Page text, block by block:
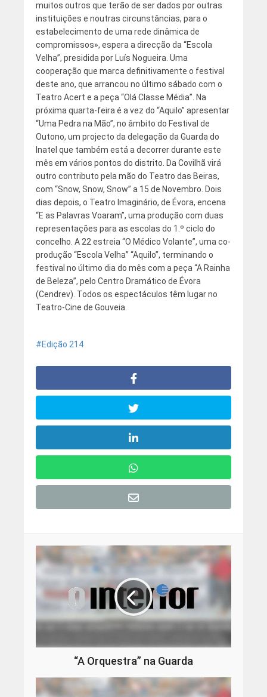
muitos outros que terão de ser dados por outras
instituições e noutras circunstâncias, para o
estabelecimento de uma rede dinâmica de
compromissos», espera a direcção da “Escola
Velha”, presidida por Luís Nogueira. Uma
cooperação que marca definitivamente o festival
deste ano, que arrancou no último sábado com o
Teatro Acert e a peça “Olá Classe Média”. Na
próxima quarta-feira é a vez do “Aquilo” apresentar
“Uma Pedra na Mão”, no âmbito do Festival de
Outono, um projecto da delegação da Guarda do
Inatel que também está a decorrer durante este
mês em vários pontos do distrito. Da Covilhã virá
outro contributo pela mão do Teatro das Beiras,
com “Snow, Snow, Snow” a 15 de Novembro. Dois
dias depois, o Teatro Imaginário, de Évora, encena
“E as Palavras Voaram”, uma produção com duas
representações para as escolas do 1.º ciclo do
concelho. A 22 estreia “O Médico Volante”, uma co-
produção “Escola Velha” “Aquilo”, terminando o
festival no último dia do mês com a peça “A Rainha
de Beleza”, pelo Centro Dramático de Évora
(Cendrev). Todos os espectáculos têm lugar no
Teatro-Cine de Gouveia.
Edição 214
“A Orquestra” na Guarda